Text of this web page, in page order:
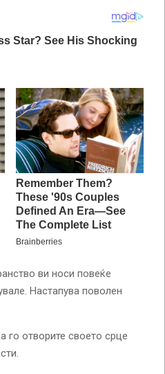
ви носи повеќе
Настапува поволен
го отворите своето срце